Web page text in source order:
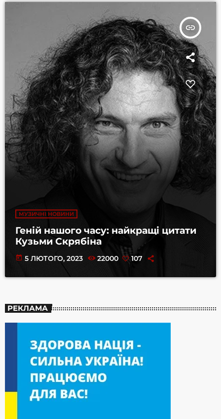
insert_link
МУЗИЧНІ НОВИНИ
Геній нашого часу: найкращі цитати
Кузьми Скрябіна
today 5 ЛЮТОГО, 2023 22000 107
РЕКЛАМА